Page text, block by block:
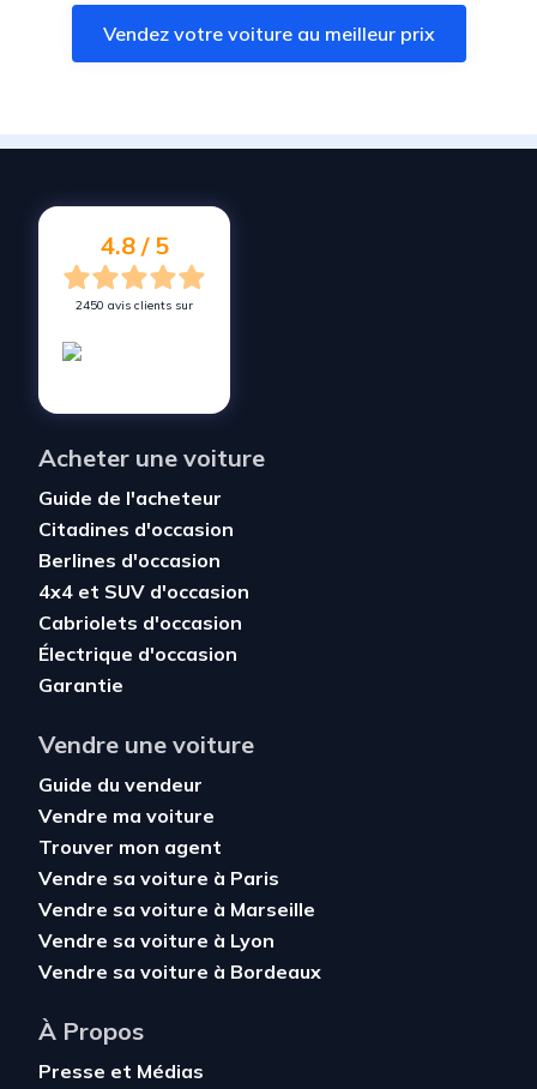
Vendez votre voiture àTours
Vendez votre voiture à
Vendez votre voiture au meilleur prix
4.8 / 5
2450 avis clients sur
Acheter une voiture
Guide de l'acheteur
Citadines d'occasion
Berlines d'occasion
4x4 et SUV d'occasion
Cabriolets d'occasion
Électrique d'occasion
Garantie
Vendre une voiture
Guide du vendeur
Vendre ma voiture
Trouver mon agent
Vendre sa voiture à Paris
Vendre sa voiture à Marseille
Vendre sa voiture à Lyon
Vendre sa voiture à Bordeaux
À Propos
Presse et Médias